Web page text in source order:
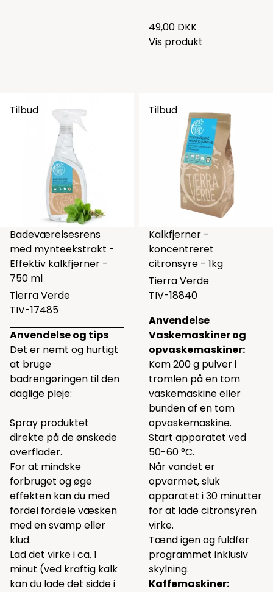
49,00 DKK
Vis produkt
Tilbud
Badeværelsesrens
med mynteekstrakt -
Effektiv kalkfjerner -
750 ml
Tierra Verde
TIV-17485
Anvendelse og tips
Det er nemt og hurtigt
at bruge
badrengøringen til den
daglige pleje:
Spray produktet
direkte på de ønskede
overflader.
For at mindske
forbruget og øge
effekten kan du med
fordel fordele væsken
med en svamp eller
klud.
Lad det virke i ca. 1
minut (ved kraftig kalk
kan du lade det sidde i
Tilbud
Kalkfjerner -
koncentreret
citronsyre - 1kg
Tierra Verde
TIV-18840
Anvendelse
Vaskemaskiner og
opvaskemaskiner:
Kom 200 g pulver i
tromlen på en tom
vaskemaskine eller
bunden af en tom
opvaskemaskine.
Start apparatet ved
50-60 °C.
Når vandet er
opvarmet, sluk
apparatet i 30 minutter
for at lade citronsyren
virke.
Tænd igen og fuldfør
programmet inklusiv
skylning.
Kaffemaskiner: